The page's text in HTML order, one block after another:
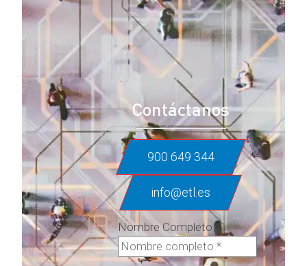
Contáctanos
900 649 344
info@etl.es
Nombre Completo*